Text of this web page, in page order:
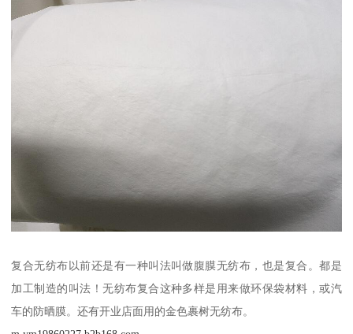
复合无纺布以前还是有一种叫法叫做腹膜无纺布，也是复合。都是
加工制造的叫法！无纺布复合这种多样是用来做环保袋材料，或汽
车的防晒膜。还有开业店面用的金色裹树无纺布。